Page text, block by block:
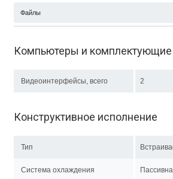
Файлы
Компьютеры и комплектующие
Видеоинтерфейсы, всего 2
Конструктивное исполнение
Тип
Система охлаждения